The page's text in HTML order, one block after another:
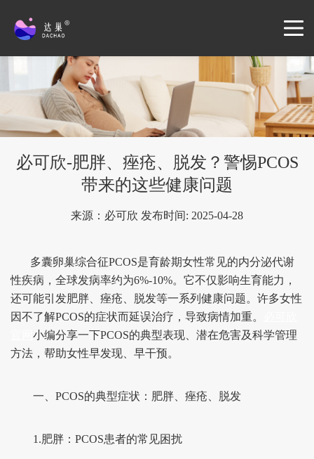
必可欣-肥胖、痤疮、脱发？警惕PCOS
带来的这些健康问题
来源：必可欣 发布时间: 2025-04-28
多囊卵巢综合征PCOS是育龄期女性常见的内分泌代谢
性疾病，全球发病率约为6%-10%。它不仅影响生育能力，
还可能引发肥胖、痤疮、脱发等一系列健康问题。许多女性
因不了解PCOS的症状而延误治疗，导致病情加重。
小编分享一下PCOS的典型表现、潜在危害及科学管理
方法，帮助女性早发现、早干预。
一、PCOS的典型症状：肥胖、痤疮、脱发
1.肥胖：PCOS患者的常见困扰